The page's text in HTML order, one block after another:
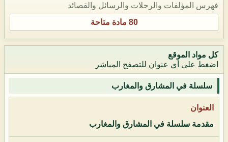
فهرس المؤلفات والرحلات والرسائل والقصائد
80 مادة متاحة
كل مواد الموقع
اضغط على أي عنوان للتصفح المباشر
سلسلة في المشارق والمغارب
مقدمة سلسلة في المشارق والمغارب